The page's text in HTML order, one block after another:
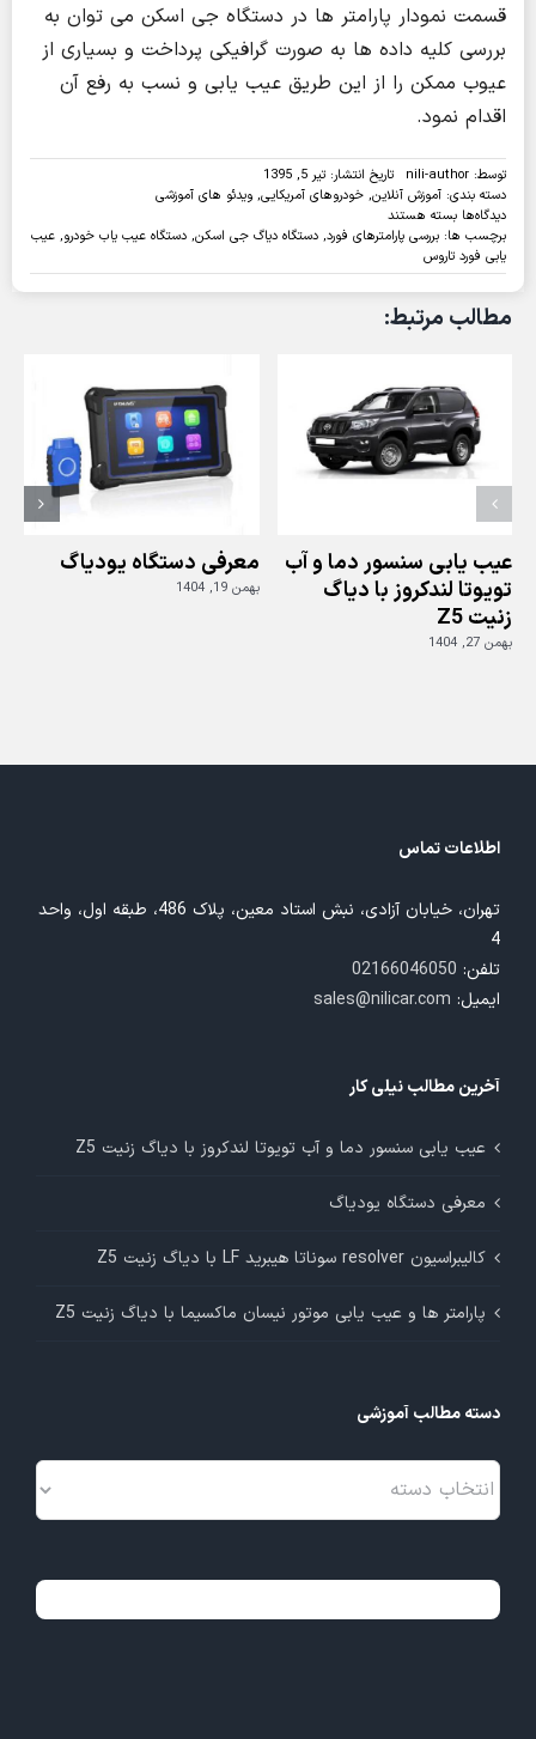
قسمت نمودار پارامتر ها در دستگاه جی اسکن می توان به
بررسی کلیه داده ها به صورت گرافیکی پرداخت و بسیاری از
عیوب ممکن را از این طریق عیب یابی و نسب به رفع آن
اقدام نمود.
توسط: nili-author
تاریخ انتشار: تیر 5, 1395
دسته بندی: آموزش آنلاین, خودروهای آمریکایی, ویدئو های آموزشی
دیدگاه‌ها برای
ویدئو:عملیات
عیب
یابی
و
بررسی
خودروی
فورد
تاروس
2013
با
بسته هستند
برچسب ها: بررسی پارامترهای فورد, دستگاه دیاگ جی اسکن, دستگاه عیب یاب خودرو, عیب
یابی فورد تاروس
مطالب مرتبط:
عیب یابی سنسور دما و آب
تویوتا لندکروز با دیاگ
زنیت Z5
بهمن 27, 1404
معرفی دستگاه یودیاگ
بهمن 19, 1404
اطلاعات تماس
تهران، خیابان آزادی، نبش استاد معین، پلاک 486، طبقه اول، واحد
4
تلفن: 02166046050
ایمیل: sales@nilicar.com
آخرین مطالب نیلی کار
عیب یابی سنسور دما و آب تویوتا لندکروز با دیاگ زنیت Z5
معرفی دستگاه یودیاگ
کالیبراسیون resolver سوناتا هیبرید LF با دیاگ زنیت Z5
پارامتر ها و عیب یابی موتور نیسان ماکسیما با دیاگ زنیت Z5
دسته مطالب آموزشی
دسته